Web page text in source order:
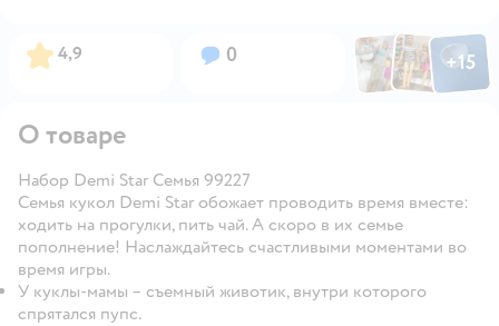
Рейтинг:
4,9 Вопросов:
0 ФотоФотоФото
+15
Открыть
О товаре
Набор Demi Star Семья 99227
Семья кукол Demi Star обожает проводить время вместе:
ходить на прогулки, пить чай. А скоро в их семье
пополнение! Наслаждайтесь счастливыми моментами во
время игры.
У куклы-мамы – съемный животик, внутри которого
спрятался пупс.